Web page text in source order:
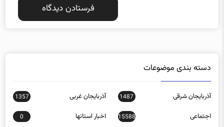
دسته بندی موضوعات
آذربایجان شرقی 1487 آذربایجان غربی 1357
اجتماعی 15588 اخبار استانها 0